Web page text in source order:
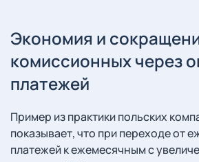
Экономия и
комиссионных через
платежей
Пример из практики польских
показывает, что при переходе от
платежей к ежемесячным с